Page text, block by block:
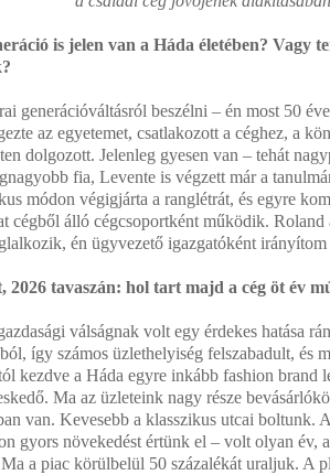
is jelen van a Háda életében? Vagy
generációváltásról beszélni – én most 50
az egyetemet, csatlakozott a céghez, a
dolgozott. Jelenleg gyesen van – tehát
fia, Levente is végzett már a
módon végigjárta a ranglétrát, és egyre
cégből álló cégcsoportként működik. Roland
én ügyvezető igazgatóként irányítom
2026 tavaszán: hol tart majd a cég öt év
válságnak volt egy érdekes hatása
így számos üzlethelyiség felszabadult, és
kezdve a Háda egyre inkább fashion brand
Ma az üzleteink nagy része
van. Kevesebb a klasszikus utcai boltunk.
gyors növekedést értünk el – volt olyan év,
a piac körülbelül 50 százalékát uraljuk. A